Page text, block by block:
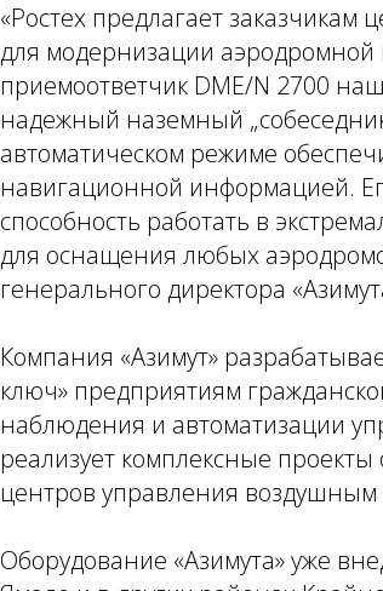
«Ростех предлагает заказчикам
для модернизации
приемоответчик DME/N 2700
надежный наземный
автоматическом режиме
навигационной информацией.
способность работать в
для оснащения любых
генерального директора
Компания «Азимут»
ключ» предприятиям
наблюдения и автоматизации
реализует комплексные
центров управления
Оборудование «Азимута» уже